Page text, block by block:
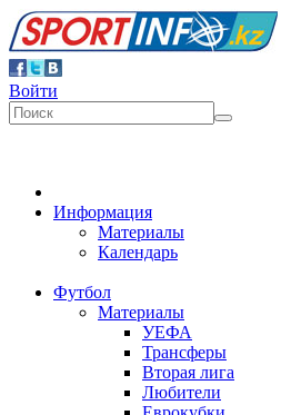
Войти
Информация
Материалы
Календарь
Футбол
Материалы
УЕФА
Трансферы
Вторая лига
Любители